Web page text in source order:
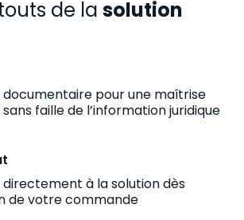
de la solution
documentaire pour une maîtrise
faille de l’information juridique
à la solution dès
de votre commande